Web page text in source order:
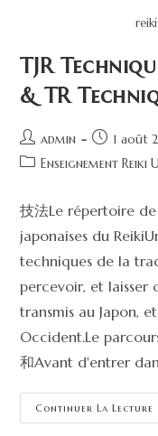
TJR
& TR
admin
1 août
Enseignement Reiki
技法Le répertoire
japonaises du
techniques de la
percevoir, et laisser
transmis au Japon,
Occident.Le
和Avant d'entrer
Continuer La Lecture